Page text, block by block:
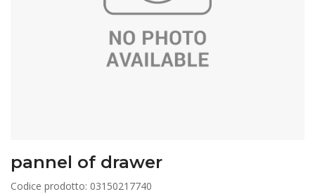
pannel of drawer
Codice prodotto: 03150217740